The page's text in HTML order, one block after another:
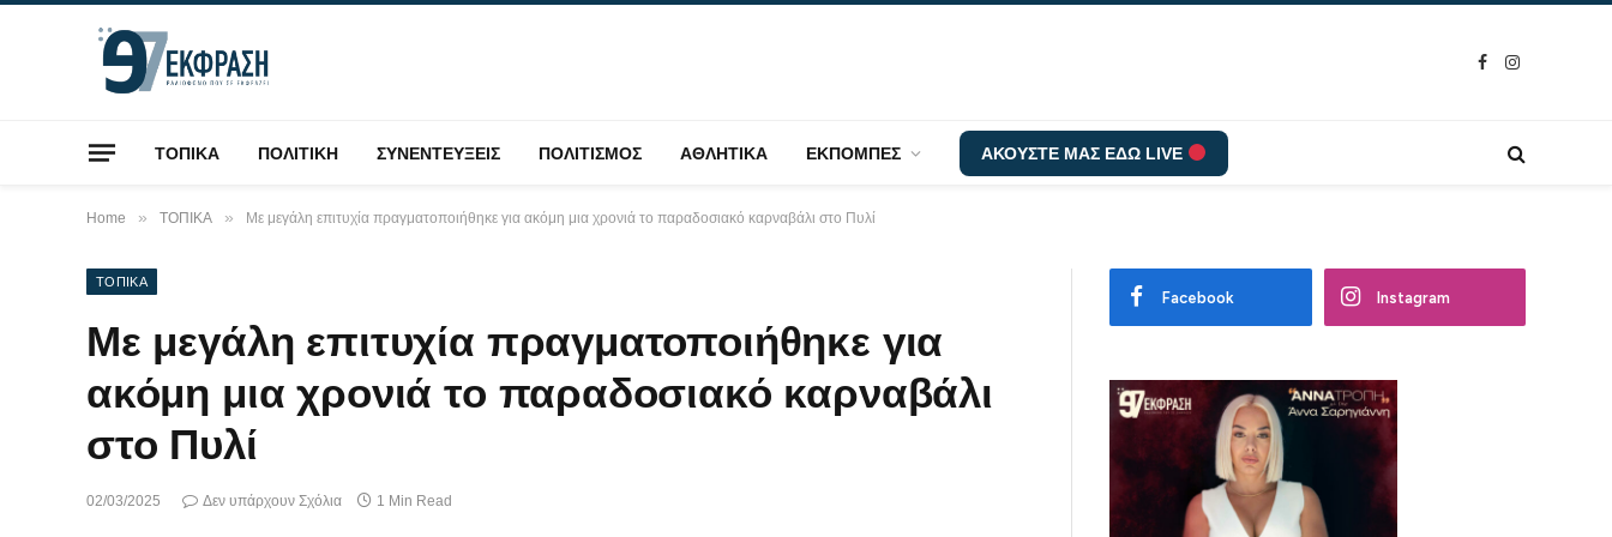
Facebook
Instagram
ΤΟΠΙΚΑ ΠΟΛΙΤΙΚΗ ΣΥΝΕΝΤΕΥΞΕΙΣ ΠΟΛΙΤΙΣΜΟΣ ΑΘΛΗΤΙΚΑ ΕΚΠΟΜΠΕΣ ΑΚΟΥΣΤΕ ΜΑΣ ΕΔΩ LIVE
Home » ΤΟΠΙΚΑ » Με μεγάλη επιτυχία πραγματοποιήθηκε για ακόμη μια χρονιά το παραδοσιακό καρναβάλι στο Πυλί
ΤΟΠΙΚΑ
Με μεγάλη επιτυχία πραγματοποιήθηκε για
ακόμη μια χρονιά το παραδοσιακό καρναβάλι
στο Πυλί
02/03/2025 Δεν υπάρχουν Σχόλια 1 Min Read
Facebook Instagram